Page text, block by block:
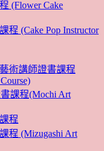
(Flower Cake
程 (Cake Pop Instructor
術講師證書課程
課程(Mochi Art
程
程 (Mizugashi Art